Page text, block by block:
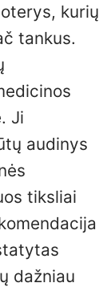
kurių
tankus.
Ji
audinys
tiksliai
dažniau